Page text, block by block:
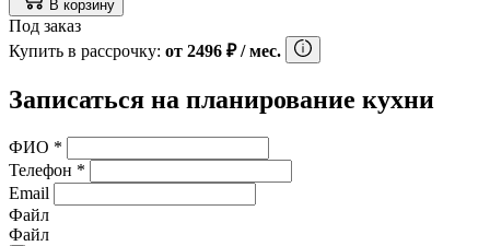
В корзину
Под заказ
Купить в рассрочку: от 2496 ₽/ мес.
Записаться на планирование кухни
ФИО *
Телефон *
Email
Файл
Файл